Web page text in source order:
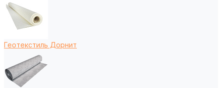
Геотекстиль Дорнит